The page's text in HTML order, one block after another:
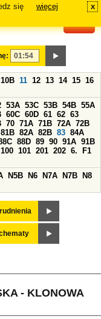
się
więcej x
10B 11 12 13 14 15 16
53A 53C 53B 54B 55A
60C 60D 61 62 63
70 71A 71B 72A 72B
81B 82A 82B 83 84A
88D 89 90 91A 91B
100 101 201 202 6.
F1
N5B N6 N7A N7B
N8
- KLONOWA